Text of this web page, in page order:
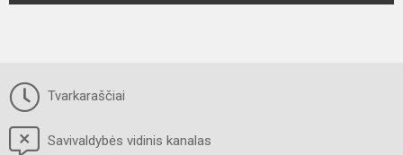
Tvarkaraščiai
Savivaldybės vidinis kanalas